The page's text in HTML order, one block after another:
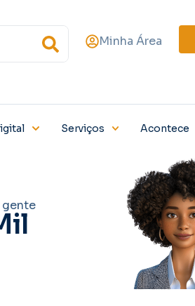
Minha Área
Serviços Acontece
gente